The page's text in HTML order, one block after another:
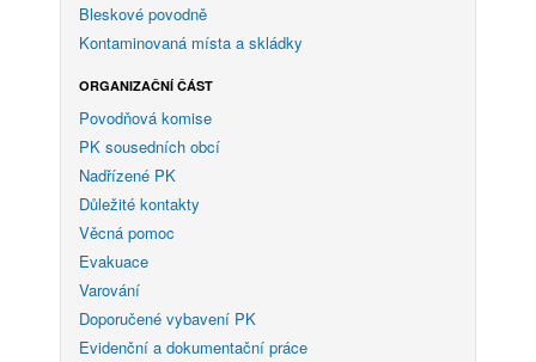
Bleskové povodně
Kontaminovaná místa a skládky
ORGANIZAČNÍ ČÁST
Povodňová komise
PK sousedních obcí
Nadřízené PK
Důležité kontakty
Věcná pomoc
Evakuace
Varování
Doporučené vybavení PK
Evidenční a dokumentační práce